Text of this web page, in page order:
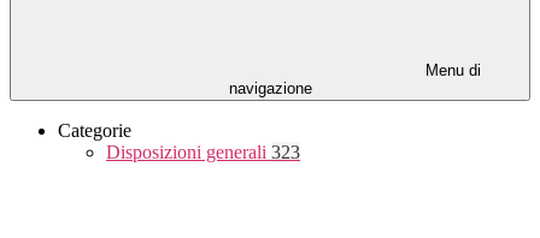
Menu di
navigazione
Categorie
Disposizioni generali 323